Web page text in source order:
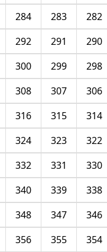
282
283
284
290
291
292
298
299
300
306
307
308
314
315
316
322
323
324
330
331
332
338
339
340
346
347
348
354
355
356